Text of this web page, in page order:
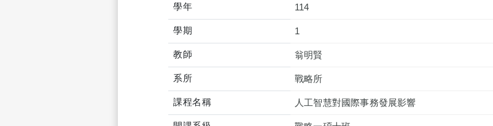
學年 114
學期 1
教師 翁明賢
系所 戰略所
課程名稱 人工智慧對國際事務發展影響